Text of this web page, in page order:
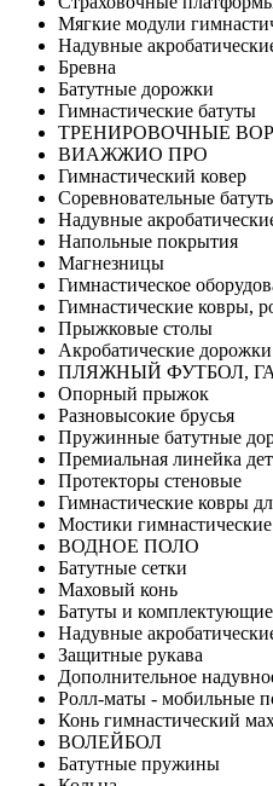
Мягкие модули
Надувные
Бревна
Батутные дорожки
Гимнастические батуты
ТРЕНИРОВОЧНЫЕ
ВИАЖЖИО ПРО
Гимнастический ковер
Соревновательные
Надувные
Напольные покрытия
Магнезницы
Гимнастическое
Гимнастические ковры,
Прыжковые столы
Акробатические дорожки
ПЛЯЖНЫЙ ФУТБОЛ,
Опорный прыжок
Разновысокие брусья
Пружинные батутные
Премиальная линейка
Протекторы стеновые
Гимнастические ковры
Мостики гимнастические
ВОДНОЕ ПОЛО
Батутные сетки
Маховый конь
Батуты и комплектующие
Надувные
Защитные рукава
Дополнительное
Ролл-маты - мобильные
Конь гимнастический
ВОЛЕЙБОЛ
Батутные пружины